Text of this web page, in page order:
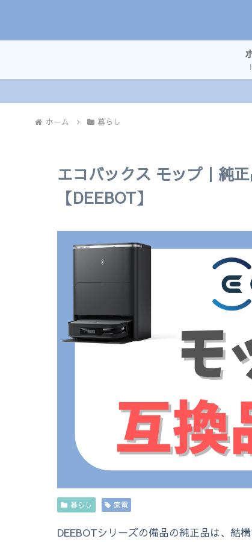
ホーム 暮らし
エコバックス モップ｜純
【DEEBOT】
暮らし 家電
DEEBOTシリーズの備品の純正品は、結構